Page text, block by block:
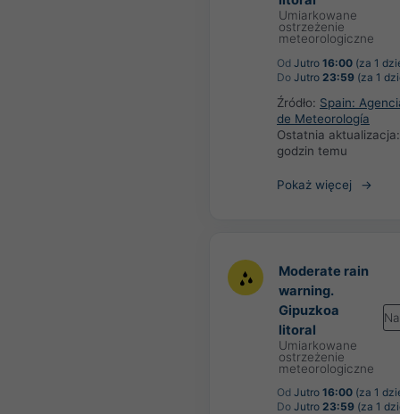
Umiarkowane
ostrzeżenie
meteorologiczne
Od Jutro 16:00 (za 1
Do Jutro 23:59 (za 1
Źródło: Spain:
de Meteorología
Ostatnia
godzin temu
Pokaż więcej
Moderate rain
warning.
Gipuzkoa
litoral
Umiarkowane
ostrzeżenie
meteorologiczne
Od Jutro 16:00 (za 1
Do Jutro 23:59 (za 1